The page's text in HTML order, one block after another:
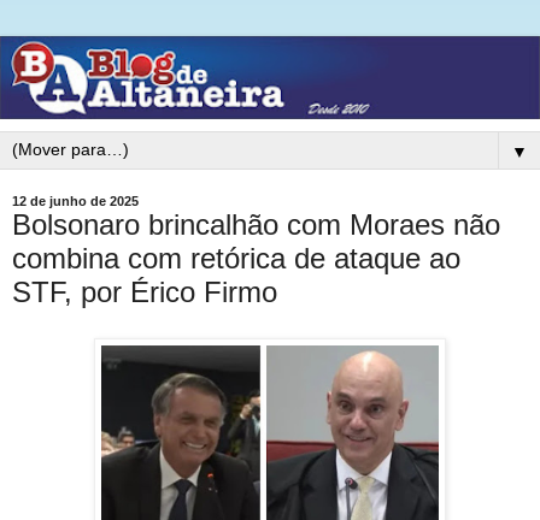
▼
12 de junho de 2025
Bolsonaro brincalhão com Moraes não
combina com retórica de ataque ao
STF, por Érico Firmo